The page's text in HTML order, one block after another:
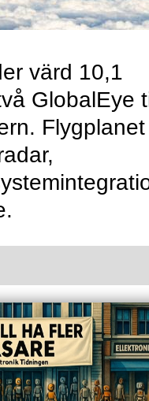
värd 10,1
GlobalEye